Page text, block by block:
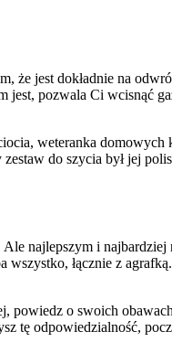
że jest dokładnie na
pozwala Ci wcisnąć
weteranka
do szycia był jej
najlepszym i
łącznie z
o swoich
tę odpowiedzialność,